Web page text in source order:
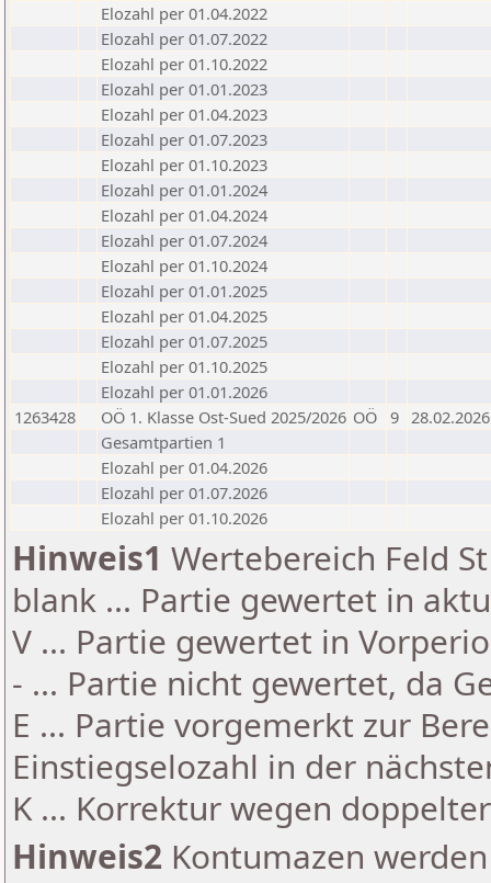
Elozahl per 01.04.2022
Elozahl per 01.07.2022
Elozahl per 01.10.2022
Elozahl per 01.01.2023
Elozahl per 01.04.2023
Elozahl per 01.07.2023
Elozahl per 01.10.2023
Elozahl per 01.01.2024
Elozahl per 01.04.2024
Elozahl per 01.07.2024
Elozahl per 01.10.2024
Elozahl per 01.01.2025
Elozahl per 01.04.2025
Elozahl per 01.07.2025
Elozahl per 01.10.2025
Elozahl per 01.01.2026
1263428
OÖ 1. Klasse Ost-Sued 2025/2026 OÖ 9 28.02.2026
Gesamtpartien 1
Elozahl per 01.04.2026
Elozahl per 01.07.2026
Elozahl per 01.10.2026
Hinweis1 Wertebereich Feld
blank ... Partie gewertet in
V ... Partie gewertet in
- ... Partie nicht gewertet, da
E ... Partie vorgemerkt zur
Einstiegselozahl in der
K ... Korrektur wegen
Hinweis2 Kontumazen